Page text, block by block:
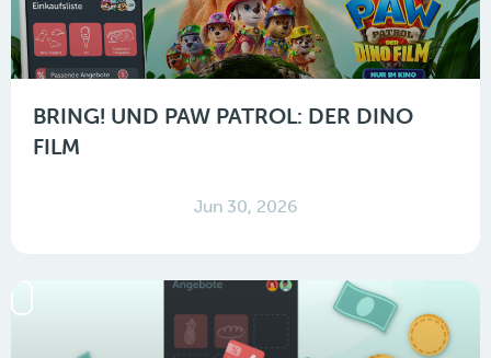
BRING! UND PAW PATROL: DER DINO
FILM
Jun 30, 2026